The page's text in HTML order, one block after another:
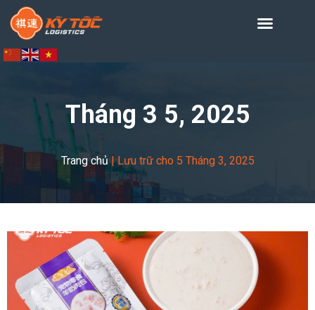
Tháng 3 5, 2025
Trang chủ|Lưu trữ cho 5 Tháng 3, 2025